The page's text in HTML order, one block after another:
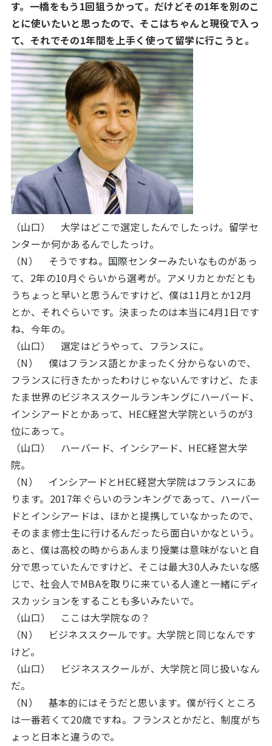
す。一橋をもう1回狙うかって。だけどその1年を別のこ
とに使いたいと思ったので、そこはちゃんと現役で入っ
て、それでその1年間を上手く使って留学に行こうと。
（山口） 大学はどこで選定したんでしたっけ。留学セ
ンターか何かあるんでしたっけ。
（N） そうですね。国際センターみたいなものがあっ
て、 2年の10月ぐらいから選考が。アメリカとかだとも
うちょっと早いと思うんですけど、僕は11月とか12月
とか、それぐらいです。決まったのは本当に4月1日です
ね、今年の。
（山口） 選定はどうやって、フランスに。
（N） 僕はフランス語とかまったく分からないので、
フランスに行きたかったわけじゃないんですけど、たま
たま世界のビジネススクールランキングにハーバード、
インシアードとかあって、 HEC経営大学院というのが3
位にあって。
（山口） ハーバード、インシアード、 HEC経営大学
院。
（N） インシアードとHEC経営大学院はフランスにあ
ります。 2017年ぐらいのランキングであって、ハーバー
ドとインシアードは、ほかと提携していなかったので、
そのまま修士生に行けるんだったら面白いかなという。
あと、僕は高校の時からあんまり授業は意味がないと自
分で思っていたんですけど、そこは最大30人みたいな感
じで、社会人でMBAを取りに来ている人達と一緒にディ
スカッションをすることも多いみたいで。
（山口） ここは大学院なの？
（N） ビジネススクールです。大学院と同じなんです
けど。
（山口） ビジネススクールが、大学院と同じ扱いなん
だ。
（N） 基本的にはそうだと思います。僕が行くところ
は一番若くて20歳ですね。フランスとかだと、制度がち
ょっと日本と違うので。